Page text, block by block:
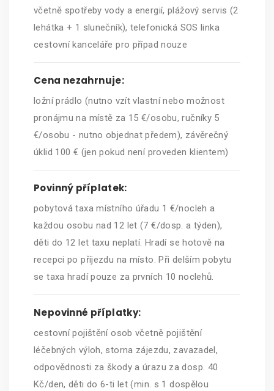
včetně spotřeby vody a energií, plážový servis (2
lehátka + 1 slunečník), telefonická SOS linka
cestovní kanceláře pro případ nouze
Cena nezahrnuje:
ložní prádlo (nutno vzít vlastní nebo možnost
pronájmu na místě za 15 €/osobu, ručníky 5
€/osobu - nutno objednat předem), závěrečný
úklid 100 € (jen pokud není proveden klientem)
Povinný příplatek:
pobytová taxa místního úřadu 1 €/nocleh a
každou osobu nad 12 let (7 €/dosp. a týden),
děti do 12 let taxu neplatí. Hradí se hotově na
recepci po příjezdu na místo. Při delším pobytu
se taxa hradí pouze za prvních 10 noclehů.
Nepovinné příplatky:
cestovní pojištění osob včetně pojištění
léčebných výloh, storna zájezdu, zavazadel,
odpovědnosti za škody a úrazu za dosp. 40
Kč/den, děti do 6-ti let (min. s 1 dospělou